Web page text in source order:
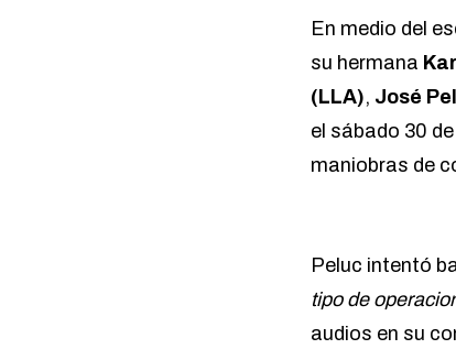
En medio del
su hermana
(LLA), José
el sábado 30
maniobras de
Peluc intentó
tipo de
audios en su